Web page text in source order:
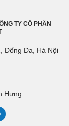
TY CỔ PHẦN
Đống Đa, Hà Nội
Hưng